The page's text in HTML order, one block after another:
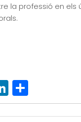
la professió en
LinkedIn